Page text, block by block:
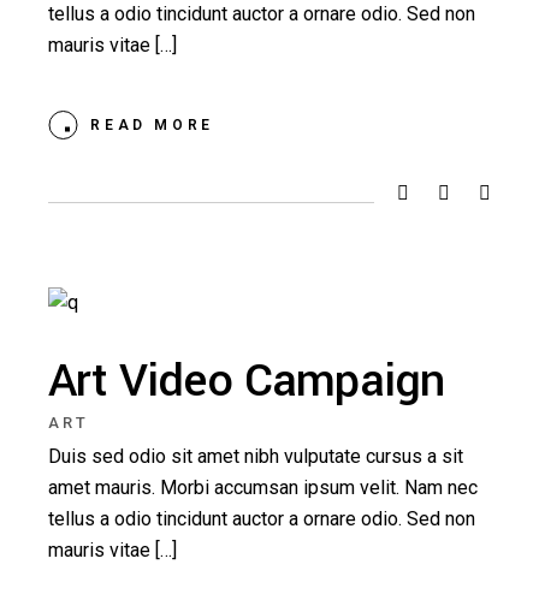
tellus a odio tincidunt auctor a ornare odio. Sed non
mauris vitae […]
READ MORE
Art Video Campaign
ART
Duis sed odio sit amet nibh vulputate cursus a sit
amet mauris. Morbi accumsan ipsum velit. Nam nec
tellus a odio tincidunt auctor a ornare odio. Sed non
mauris vitae […]